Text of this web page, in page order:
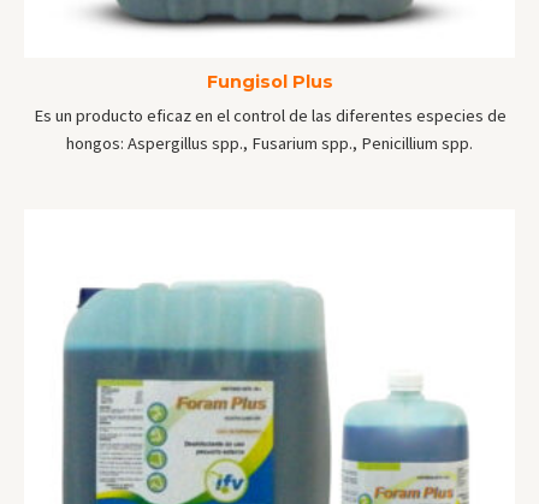
Fungisol Plus
Es un producto eficaz en el control de las diferentes especies de
hongos: Aspergillus spp., Fusarium spp., Penicillium spp.